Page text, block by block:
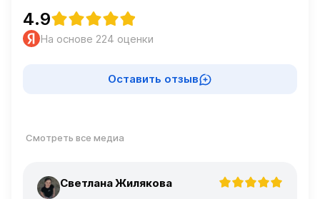
4.9
На основе 224 оценки
Оставить отзыв
Смотреть все медиа
С Светлана Жилякова